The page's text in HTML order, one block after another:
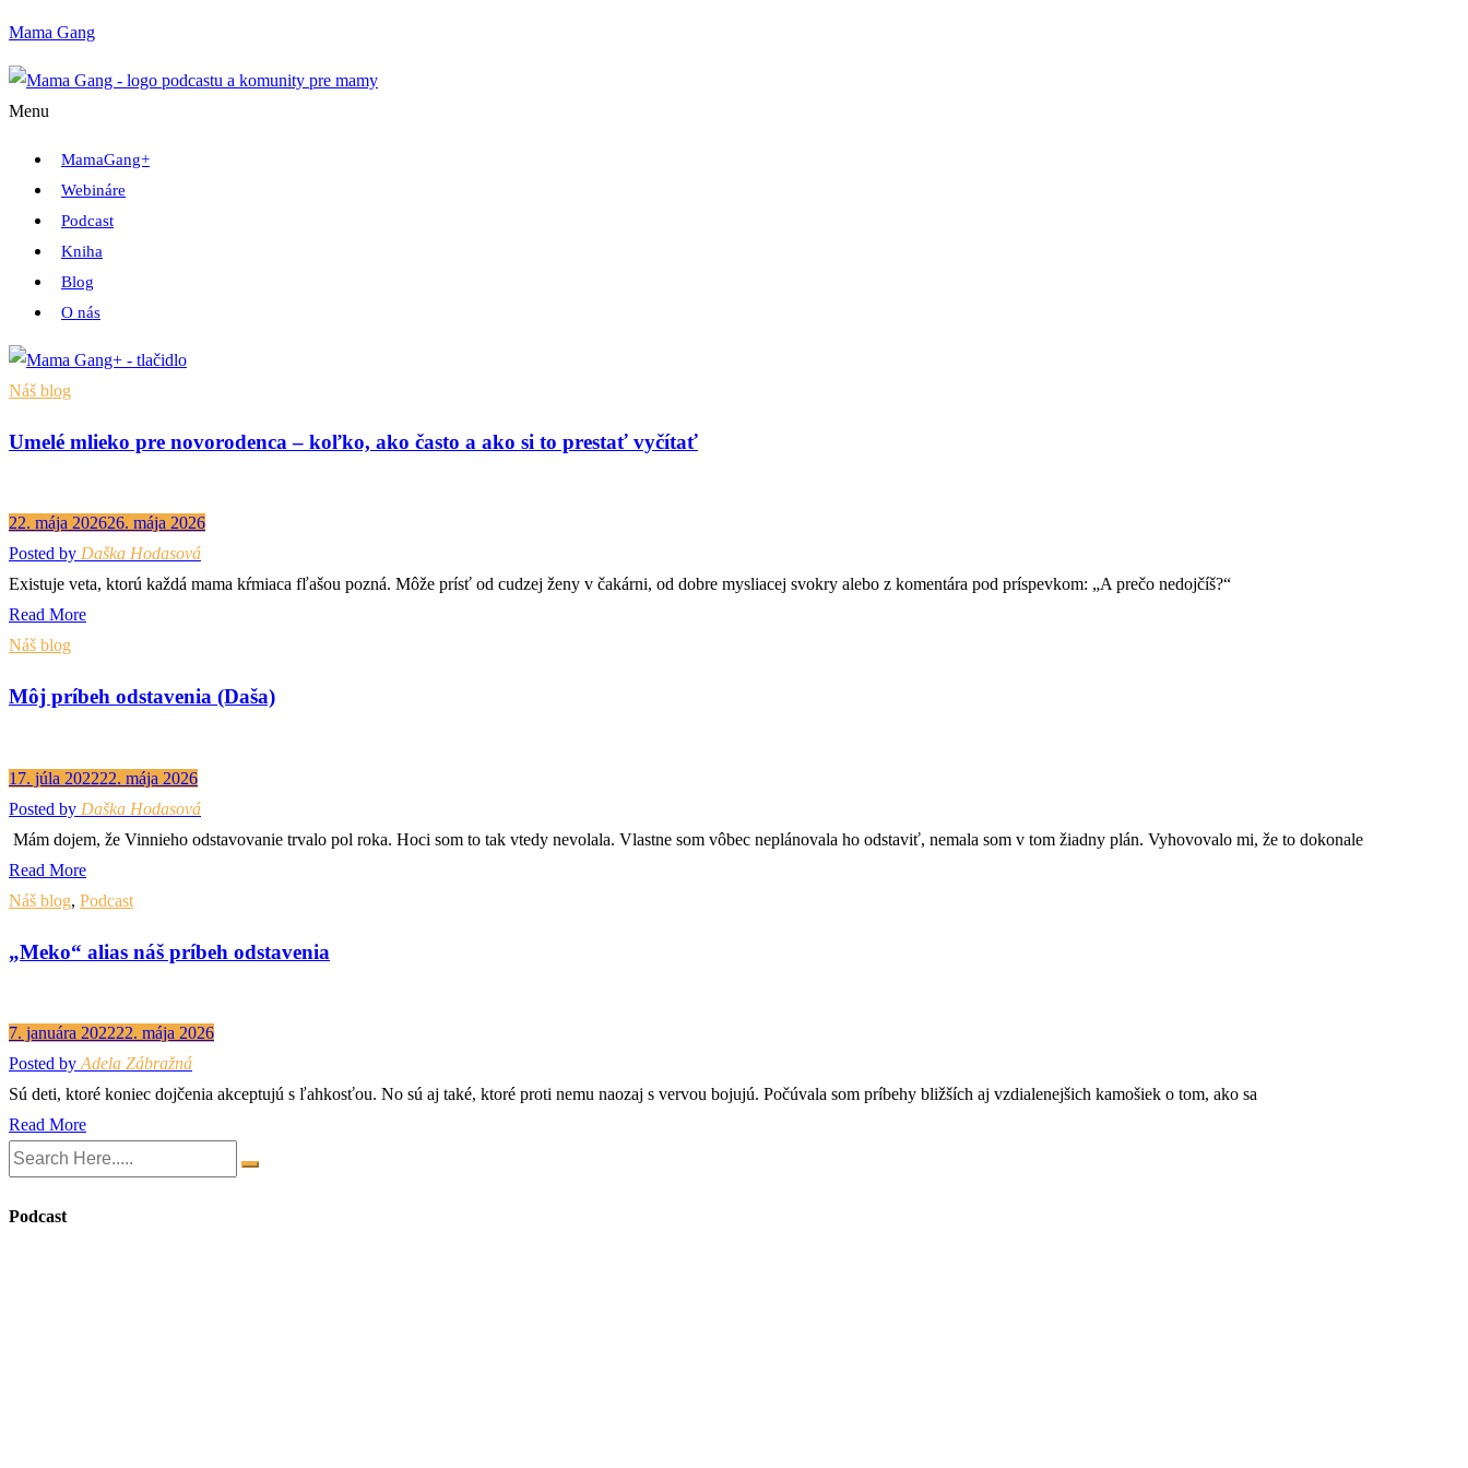
Mama Gang
Menu
MamaGang+
Webináre
Podcast
Kniha
Blog
O nás
Náš blog
Umelé mlieko pre novorodenca – koľko, ako často a ako si to prestať vyčítať
22. mája 202626. mája 2026
Posted by Daška Hodasová
Existuje veta, ktorú každá mama kŕmiaca fľašou pozná. Môže prísť od cudzej ženy v čakárni, od dobre mysliacej svokry alebo z komentára pod príspevkom: „A prečo nedojčíš?“
Read More
Náš blog
Môj príbeh odstavenia (Daša)
17. júla 202222. mája 2026
Posted by Daška Hodasová
Mám dojem, že Vinnieho odstavovanie trvalo pol roka. Hoci som to tak vtedy nevolala. Vlastne som vôbec neplánovala ho odstaviť, nemala som v tom žiadny plán. Vyhovovalo mi, že to dokonale
Read More
Náš blog, Podcast
„Meko“ alias náš príbeh odstavenia
7. januára 202222. mája 2026
Posted by Adela Zábražná
Sú deti, ktoré koniec dojčenia akceptujú s ľahkosťou. No sú aj také, ktoré proti nemu naozaj s vervou bojujú. Počúvala som príbehy bližších aj vzdialenejšich kamošiek o tom, ako sa
Read More
Podcast